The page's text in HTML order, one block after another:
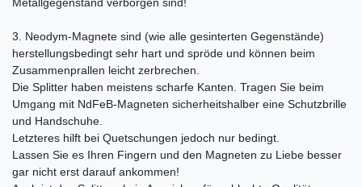
3. Neodym-Magnete sind (wie alle gesinterten Gegenstände)
herstellungsbedingt sehr hart und spröde und können beim
Zusammenprallen leicht zerbrechen.
Die Splitter haben meistens scharfe Kanten. Tragen Sie beim
Umgang mit NdFeB-Magneten sicherheitshalber eine Schutzbrille
und Handschuhe.
Letzteres hilft bei Quetschungen jedoch nur bedingt.
Lassen Sie es Ihren Fingern und den Magneten zu Liebe besser
gar nicht erst darauf ankommen!